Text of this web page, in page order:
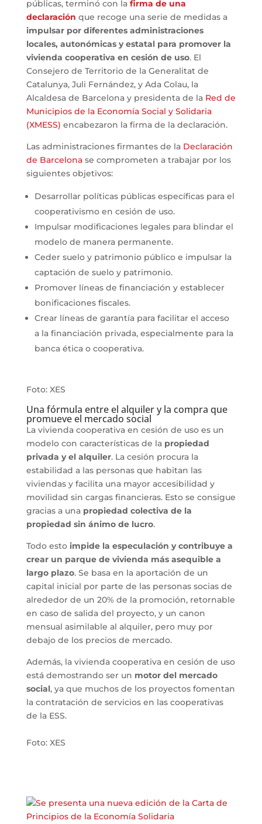
públicas, terminó con la firma de una
declaración que recoge una serie de medidas a
impulsar por diferentes administraciones
locales, autonómicas y estatal para promover la
vivienda cooperativa en cesión de uso. El
Consejero de Territorio de la Generalitat de
Catalunya, Juli Fernández, y Ada Colau, la
Alcaldesa de Barcelona y presidenta de la Red de
Municipios de la Economía Social y Solidaria
(XMESS) encabezaron la firma de la declaración.
Las administraciones firmantes de la Declaración
de Barcelonase comprometen a trabajar por los
siguientes objetivos:
Desarrollar políticas públicas específicas para el
cooperativismo en cesión de uso.
Impulsar modificaciones legales para blindar el
modelo de manera permanente.
Ceder suelo y patrimonio público e impulsar la
captación de suelo y patrimonio.
Promover líneas de financiación y establecer
bonificaciones fiscales.
Crear líneas de garantía para facilitar el acceso
a la financiación privada, especialmente para la
banca ética o cooperativa.
Foto: XES
Una fórmula entre el alquiler y la compra que
promueve el mercado social
La vivienda cooperativa en cesión de uso es un
modelo con características de la propiedad
privada y el alquiler. La cesión procura la
estabilidad a las personas que habitan las
viviendas y facilita una mayor accesibilidad y
movilidad sin cargas financieras. Esto se consigue
gracias a una propiedad colectiva de la
propiedad sin ánimo de lucro.
Todo esto impide la especulación y contribuye a
crear un parque de vivienda más asequible a
largo plazo. Se basa en la aportación de un
capital inicial por parte de las personas socias de
alrededor de un 20% de la promoción, retornable
en caso de salida del proyecto, y un canon
mensual asimilable al alquiler, pero muy por
debajo de los precios de mercado.
Además, la vivienda cooperativa en cesión de uso
está demostrando ser un motor del mercado
social, ya que muchos de los proyectos fomentan
la contratación de servicios en las cooperativas
de la ESS.
Foto: XES